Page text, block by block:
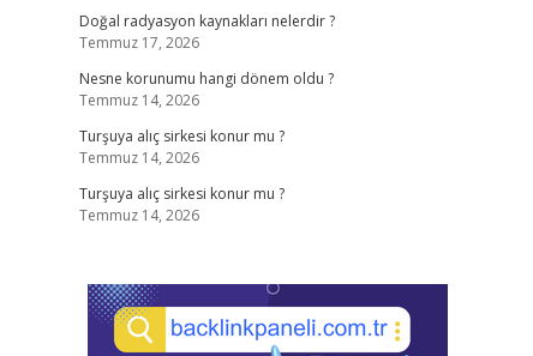
Doğal radyasyon kaynakları nelerdir ?
Temmuz 17, 2026
Nesne korunumu hangi dönem oldu ?
Temmuz 14, 2026
Turşuya alıç sirkesi konur mu ?
Temmuz 14, 2026
Turşuya alıç sirkesi konur mu ?
Temmuz 14, 2026